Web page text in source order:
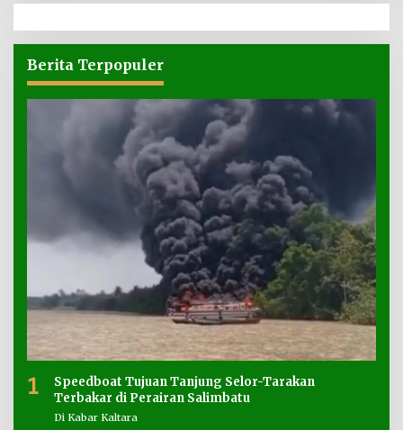
Berita Terpopuler
1
Speedboat Tujuan Tanjung Selor-Tarakan
Terbakar di Perairan Salimbatu
Di Kabar Kaltara